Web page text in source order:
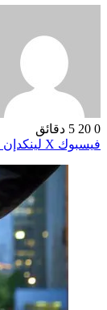
0
5 دقائق
فيسبوك ‫X لينكدإن